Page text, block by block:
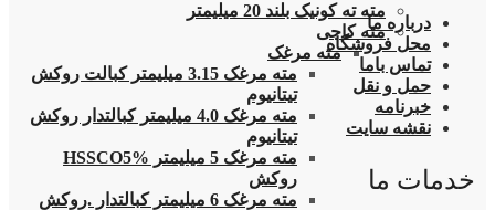
مته ته کونیک بلند 20 میلیمتر
مته کاجی
مته مرغک
مته مرغک 3.15 میلیمتر کبالت روکش
تیتانیوم
مته مرغک 4.0 میلیمتر کبالتدار روکش
تیتانیوم
مته مرغک 5 میلیمتر HSSCO5%
روکش
مته مرغک 6 میلیمتر کبالتدار .روکش
درباره ما
محل فروشگاه
تماس باما
حمل و نقل
خبرنامه
نقشه سایت
خدمات ما